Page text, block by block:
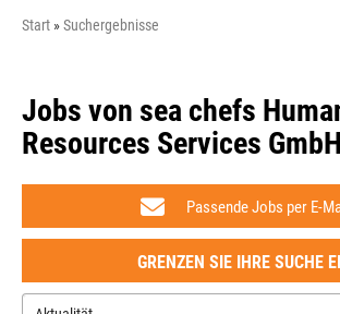
Start Suchergebnisse
Jobs von sea chefs
Resources Services GmbH
Passende Jobs per E-
GRENZEN SIE IHRE SUCHE